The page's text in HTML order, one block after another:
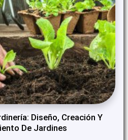
Diseño, Creación Y
De Jardines